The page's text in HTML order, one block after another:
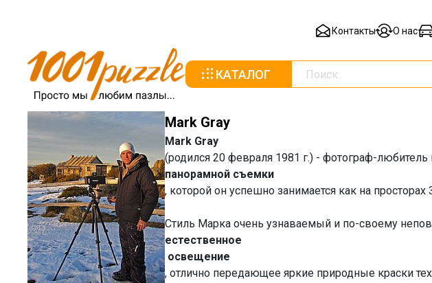
Контакты О нас
КАТАЛОГ
Mark Gray
Mark Gray
(родился 20 февраля 1981 г.) - фотограф-
панорамной съемки
, которой он успешно занимается как на просторах
Стиль Марка очень узнаваемый и по-своему
естественное
освещение
, отлично передающее яркие природные краски